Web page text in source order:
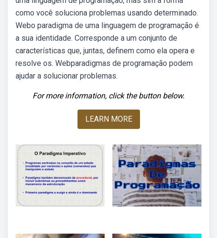
como você soluciona problemas usando determinado.
Webo paradigma de uma linguagem de programação é
a sua identidade. Corresponde a um conjunto de
características que, juntas, definem como ela opera e
resolve os. Webparadigmas de programação podem
ajudar a solucionar problemas.
For more information, click the button below.
LEARN MORE